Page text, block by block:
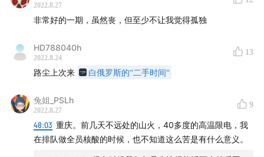
2022.8.27
非常好的一期，虽然丧，但至少不让我觉得孤独
HD788040h
2022.8.24
13
路尘上次来 白俄罗斯的“二手时间“
兔姐_PSLh
2022.8.27
9
48:03 重庆。前几天不远处的山火，40多度的高温限电，我
在排队做全员核酸的时候，也不知道这么苦是有什么意义。